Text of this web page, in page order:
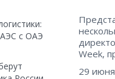
с ОАЭ
Week,
29